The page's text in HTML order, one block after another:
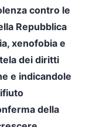
contro le
Repubblica
xenofobia e
dei diritti
e indicandole
della